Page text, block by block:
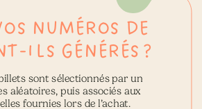
NUMÉROS DE
ILS GÉNÉRÉS ?
sont sélectionnés par un
aléatoires, puis associés aux
fournies lors de l’achat.